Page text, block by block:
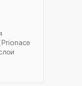
Prionace